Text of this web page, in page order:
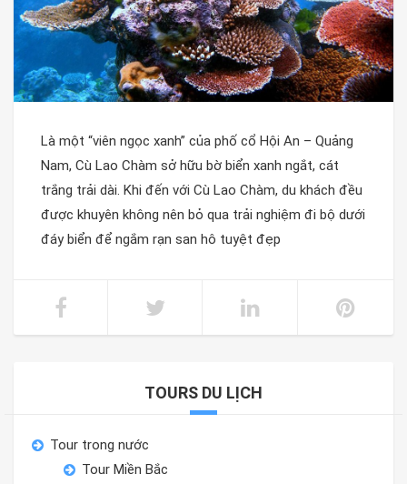
Là một “viên ngọc xanh” của phố cổ Hội An – Quảng
Nam, Cù Lao Chàm sở hữu bờ biển xanh ngắt, cát
trắng trải dài. Khi đến với Cù Lao Chàm, du khách đều
được khuyên không nên bỏ qua trải nghiệm đi bộ dưới
đáy biển để ngắm rạn san hô tuyệt đẹp
TOURS DU LỊCH
Tour trong nước
Tour Miền Bắc